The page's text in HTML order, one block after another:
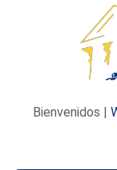
Bienvenidos |